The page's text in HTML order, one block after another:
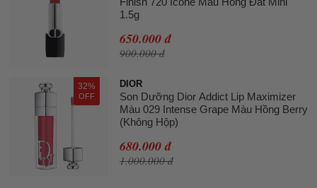
1.5g
650.000 đ
900.000 đ
32%
OFF
DIOR
Son Dưỡng Dior Addict Lip Maximizer
Màu 029 Intense Grape Màu Hồng Berry
(Không Hộp)
680.000 đ
1.000.000 đ